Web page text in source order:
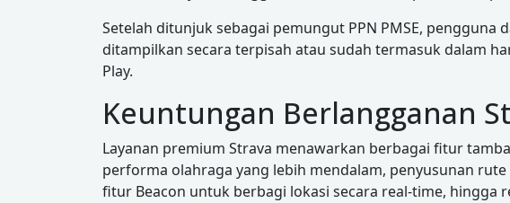
Setelah ditunjuk sebagai pemungut PPN PMSE,
ditampilkan secara terpisah atau sudah termasuk dalam
Play.
Keuntungan Berlangganan
Layanan premium Strava menawarkan berbagai fitur
performa olahraga yang lebih mendalam, penyusunan
fitur Beacon untuk berbagi lokasi secara real-time, hingga